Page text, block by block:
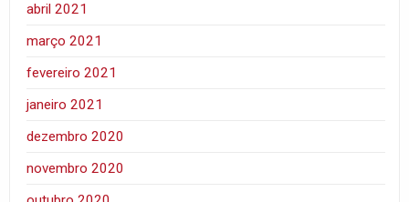
abril 2021
março 2021
fevereiro 2021
janeiro 2021
dezembro 2020
novembro 2020